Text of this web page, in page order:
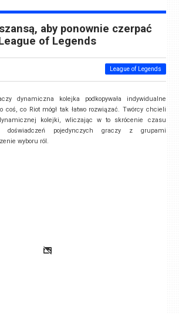
aby ponownie czerpać
of Legends
League of Legends
dynamiczna kolejka podkopywała indywidualne
co Riot mógł tak łatwo rozwiązać. Twórcy chcieli
kolejki, wliczając w to skrócenie czasu
doświadczeń pojedynczych graczy z grupami
wyboru ról.